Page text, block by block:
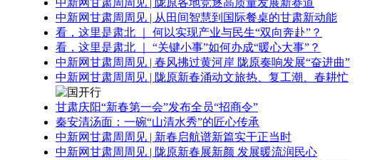
中新网甘肃周周见 | 陇原各地竞逐高质量发展新赛道
中新网甘肃周周见 | 从田间智慧到国际餐桌的甘肃新动能
看，这里是肃北 ｜ 何以实现产业与民生“双向奔赴”？
看，这里是肃北 ｜ “关键小事”如何办成“暖心大事”？
中新网甘肃周周见 | 春风拂过黄河岸 陇原奏响发展“奋进曲”
中新网甘肃周周见 | 陇原新春涌动文旅热、复工潮、春耕忙
甘肃庆阳“新春第一会”发布全员“招商令”
秦安清汤面：一碗“山清水秀”的匠心传承
中新网甘肃周周见 | 新春启航谱新篇实干正当时
中新网甘肃周周见 | 陇原新春展新颜 发展暖流润民心